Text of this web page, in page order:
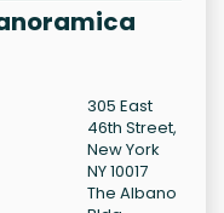
305 East
46th Street,
New York
NY 10017
The Albano